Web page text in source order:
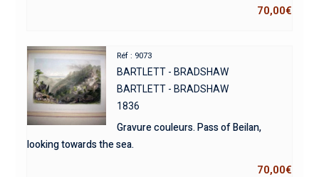
70,00€
Réf : 9073
BARTLETT - BRADSHAW
BARTLETT - BRADSHAW
1836
Gravure couleurs. Pass of Beilan,
looking towards the sea.
70,00€